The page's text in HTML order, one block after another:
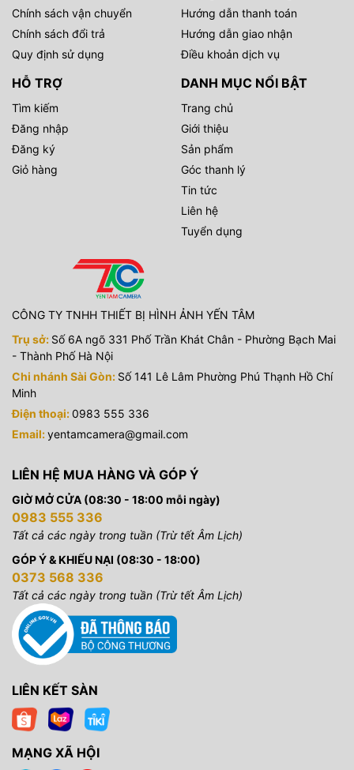
Chính sách vận chuyển
Chính sách đổi trả
Quy định sử dụng
Hướng dẫn thanh toán
Hướng dẫn giao nhận
Điều khoản dịch vụ
HỖ TRỢ
Tìm kiếm
Đăng nhập
Đăng ký
Giỏ hàng
DANH MỤC NỔI BẬT
Trang chủ
Giới thiệu
Sản phẩm
Góc thanh lý
Tin tức
Liên hệ
Tuyển dụng
CÔNG TY TNHH THIẾT BỊ HÌNH ẢNH YẾN TÂM
Trụ sở: Số 6A ngõ 331 Phố Trần Khát Chân - Phường Bạch Mai
- Thành Phố Hà Nội
Chi nhánh Sài Gòn: Số 141 Lê Lâm Phường Phú Thạnh Hồ Chí
Minh
Điện thoại:0983 555 336
Email:yentamcamera@gmail.com
LIÊN HỆ MUA HÀNG VÀ GÓP Ý
GIỜ MỞ CỬA (08:30 - 18:00 mỗi ngày)
0983 555 336
Tất cả các ngày trong tuần (Trừ tết Âm Lịch)
GÓP Ý & KHIẾU NẠI (08:30 - 18:00)
0373 568 336
Tất cả các ngày trong tuần (Trừ tết Âm Lịch)
LIÊN KẾT SÀN
MẠNG XÃ HỘI